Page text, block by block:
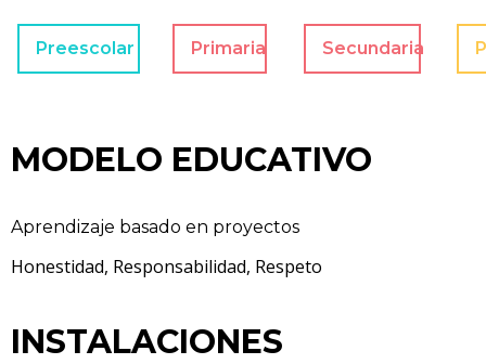
Preescolar Primaria Secundaria
MODELO EDUCATIVO
Aprendizaje basado en proyectos
Honestidad, Responsabilidad, Respeto
INSTALACIONES